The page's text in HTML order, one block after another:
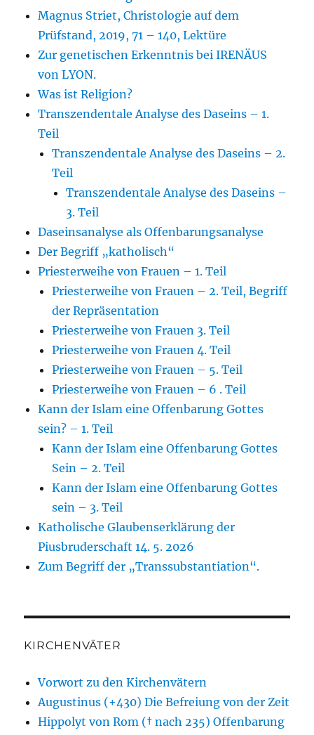
Magnus Striet, Christologie auf dem
Prüfstand, 2019, 71 – 140, Lektüre
Zur genetischen Erkenntnis bei IRENÄUS
von LYON.
Was ist Religion?
Transzendentale Analyse des Daseins – 1.
Teil
Transzendentale Analyse des Daseins – 2.
Teil
Transzendentale Analyse des Daseins –
3. Teil
Daseinsanalyse als Offenbarungsanalyse
Der Begriff „katholisch“
Priesterweihe von Frauen – 1. Teil
Priesterweihe von Frauen – 2. Teil, Begriff
der Repräsentation
Priesterweihe von Frauen 3. Teil
Priesterweihe von Frauen 4. Teil
Priesterweihe von Frauen – 5. Teil
Priesterweihe von Frauen – 6 . Teil
Kann der Islam eine Offenbarung Gottes
sein? – 1. Teil
Kann der Islam eine Offenbarung Gottes
Sein – 2. Teil
Kann der Islam eine Offenbarung Gottes
sein – 3. Teil
Katholische Glaubenserklärung der
Piusbruderschaft 14. 5. 2026
Zum Begriff der „Transsubstantiation“.
KIRCHENVÄTER
Vorwort zu den Kirchenvätern
Augustinus (+430) Die Befreiung von der Zeit
Hippolyt von Rom († nach 235) Offenbarung